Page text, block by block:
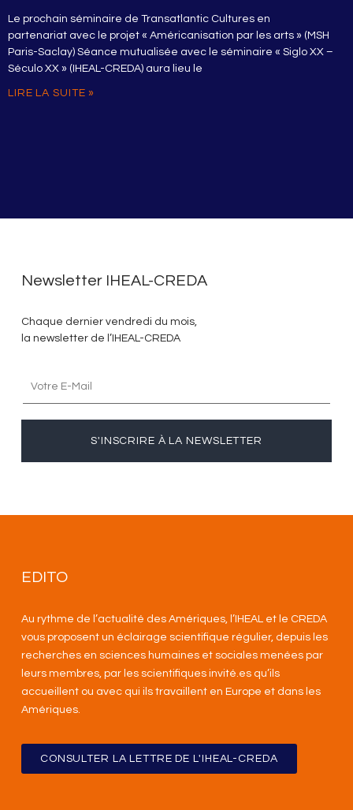
Le prochain séminaire de Transatlantic Cultures en
partenariat avec le projet « Américanisation par les arts » (MSH
Paris-Saclay) Séance mutualisée avec le séminaire « Siglo XX –
Século XX » (IHEAL-CREDA) aura lieu le
LIRE LA SUITE »
Newsletter IHEAL-CREDA
Chaque dernier vendredi du mois,
la newsletter de l’IHEAL-CREDA
S'INSCRIRE À LA NEWSLETTER
EDITO
Au rythme de l’actualité des Amériques, l’IHEAL et le CREDA
vous proposent un éclairage scientifique régulier, depuis les
recherches en sciences humaines et sociales menées par
leurs membres, par les scientifiques invité.es qu’ils
accueillent ou avec qui ils travaillent en Europe et dans les
Amériques.
CONSULTER LA LETTRE DE L'IHEAL-CREDA